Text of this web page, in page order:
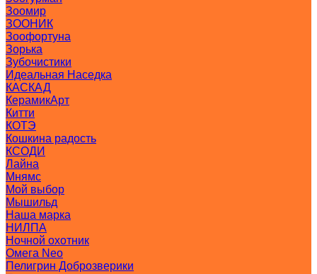
Зоомир
ЗООНИК
Зоофортуна
Зорька
Зубочистики
Идеальная Наседка
КАСКАД
КерамикАрт
Китти
КОТЭ
Кошкина радость
КСОДИ
Лайна
Мнямс
Мой выбор
Мышильд
Наша марка
НИЛПА
Ночной охотник
Омега Neo
Пелигрин Доброзверики